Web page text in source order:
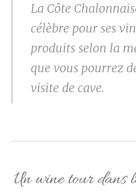
La Côte
célèbre pour ses
produits selon la
que vous pourrez
visite de cave.
Un wine tour dans